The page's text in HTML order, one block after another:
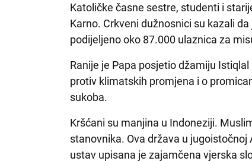
Katoličke časne sestre, studenti i
Karno. Crkveni dužnosnici su kazali
podijeljeno oko 87.000 ulaznica za
Ranije je Papa posjetio džamiju
protiv klimatskih promjena i o
sukoba.
Kršćani su manjina u Indoneziji.
stanovnika. Ova država u
ustav upisana je zajamčena vjerska